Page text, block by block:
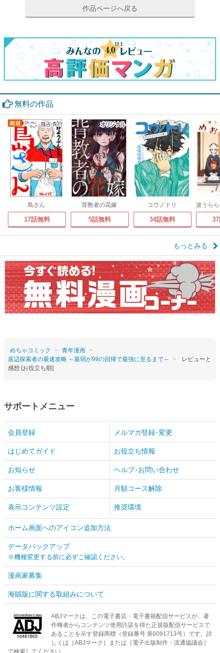
作品ページへ戻る
無料の作品
島さん
17話無料
背教者の花嫁
5話無料
コウノドリ
34話無料
もっとみる
めちゃコミック
青年漫画
底辺探索者の最速攻略 ～最弱が99の回帰で最強に至るまで～
レビューと
感想 [お役立ち順]
サポートメニュー
会員登録 メルマガ登録･変更
はじめてガイド お役立ち情報
お知らせ ヘルプ･お問い合わせ
お客様情報 月額コース解除
表示コンテンツ設定 推奨環境
ホーム画面へのアイコン追加方法
データバックアップ
※機種変更する前に必ずご確認ください。
漫画家募集
海賊版に関する取組みについて
ABJマークは、この電子書店・電子書籍配信サービスが、著
作権者からコンテンツ使用許諾を得た正規版配信サービスで
あることを示す登録商標（登録番号 第6091713号）です。詳
しくは［ABJマーク］または［電子出版制作・流通協議会］
で検索してください。